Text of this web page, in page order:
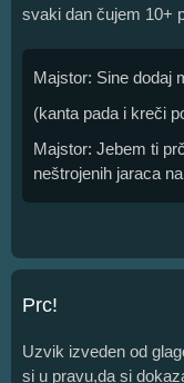
svaki dan čujem 10+
Majstor: Sine dodaj
(kanta pada i kreči
Majstor: Jebem ti
neštrojenih jaraca
Prc!
Uzvik izveden od
si u pravu,da si